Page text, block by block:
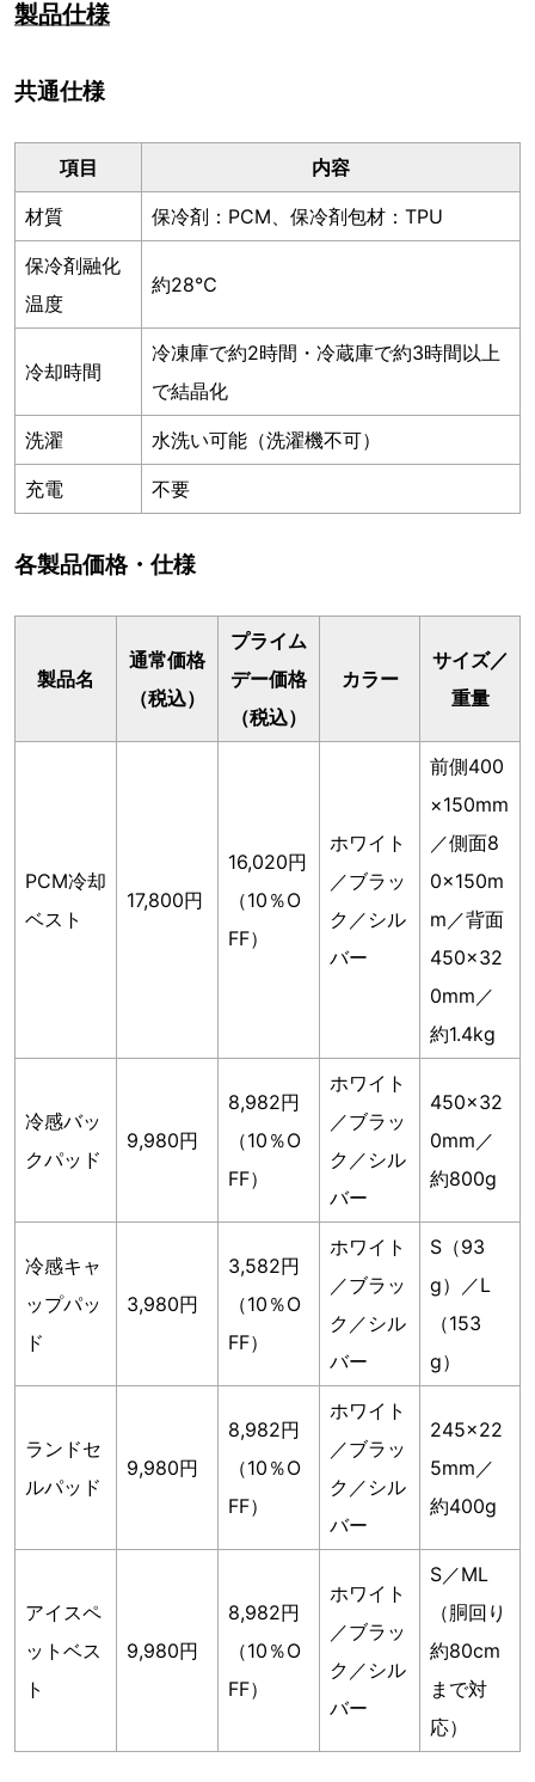
製品仕様
共通仕様
項目 内容
材質 保冷剤：PCM、保冷剤包材：TPU
保冷剤融化
温度
約28℃
冷却時間
冷凍庫で約2時間・冷蔵庫で約3時間以上
で結晶化
洗濯 水洗い可能（洗濯機不可）
充電 不要
各製品価格・仕様
製品名
通常価格
（税込）
プライム
デー価格
（税込）
カラー
サイズ／
重量
PCM冷却
ベスト
17,800円
16,020円
（10％O
FF）
ホワイト
／ブラッ
ク／シル
バー
前側400
×150mm
／側面8
0×150m
m／背面
450×32
0mm／
約1.4kg
冷感バッ
クパッド
9,980円
8,982円
（10％O
FF）
ホワイト
／ブラッ
ク／シル
バー
450×32
0mm／
約800g
冷感キャ
ップパッ
ド
3,980円
3,582円
（10％O
FF）
ホワイト
／ブラッ
ク／シル
バー
S（93
g）／L
（153
g）
ランドセ
ルパッド
9,980円
8,982円
（10％O
FF）
ホワイト
／ブラッ
ク／シル
バー
245×22
5mm／
約400g
アイスペ
ットベス
ト
9,980円
8,982円
（10％O
FF）
ホワイト
／ブラッ
ク／シル
バー
S／ML
（胴回り
約80cm
まで対
応）